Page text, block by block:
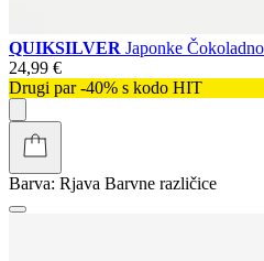
QUIKSILVER Japonke
24,99 €
Drugi par -40% s kodo HIT
Barva: Rjava Barvne različice